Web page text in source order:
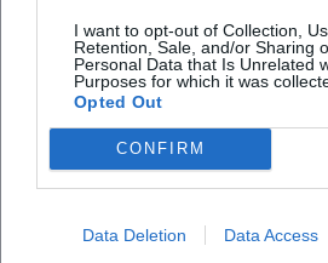
I want to opt-out of Collection,
Retention, Sale, and/or Sharing
Personal Data that Is Unrelated
Purposes for which it was
Opted Out
CONFIRM
Data Deletion Data Access
Maßstäbe für parodistische
deutschsprachigen Raum. Seine
Generation von Musikkabarett-
aus Gesangsimitation,
Beobachtung eine moderne Form
Auszeichnung der
Präsenz in Literaturhäusern,
seine Autorität weit über das